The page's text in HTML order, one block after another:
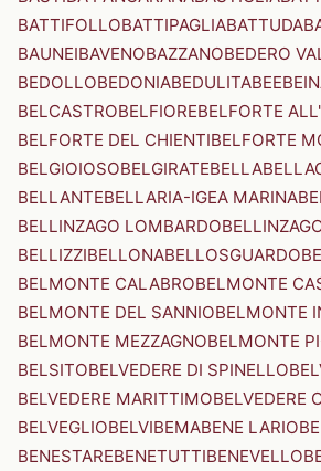
BATTIFOLLOBATTIPAGLIABATTUDA
BAUNEIBAVENOBAZZANOBEDERO
BEDOLLOBEDONIABEDULITABEE
BELCASTROBELFIOREBELFORTE
BELFORTE DEL CHIENTIBELFORTE
BELGIOIOSOBELGIRATEBELLA
BELLANTEBELLARIA-IGEA MARINA
BELLINZAGO LOMBARDO
BELLIZZIBELLONABELLOSGUARDO
BELMONTE CALABROBELMONTE
BELMONTE DEL SANNIOBELMONTE
BELMONTE MEZZAGNOBELMONTE
BELSITOBELVEDERE DI SPINELLO
BELVEDERE MARITTIMOBELVEDERE
BELVEGLIOBELVIBEMABENE LARIO
BENESTAREBENETUTTIBENEVELLO